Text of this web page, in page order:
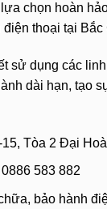
chọn hoàn
thoại tại Bắc
sử dụng các
dài hạn, tạo
Tòa 2 Đại
583 882
bảo hành